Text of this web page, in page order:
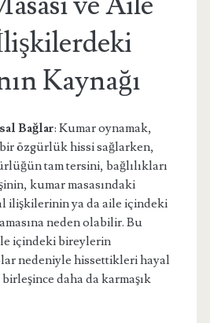
Kaynağı
Bağlar: Kumar oynamak,
özgürlük hissi sağlarken,
tam tersini, bağlılıkları
kumar masasındaki
ilişkilerinin ya da aile içindeki
neden olabilir. Bu
içindeki bireylerin
nedeniyle hissettikleri hayal
daha da karmaşık